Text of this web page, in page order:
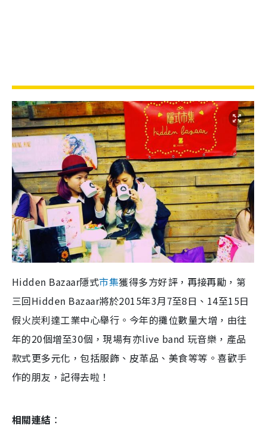
Hidden Bazaar隱式市集獲得多方好評，再接再勵，第
三回Hidden Bazaar將於2015年3月7至8日、14至15日
假火炭利達工業中心舉行。今年的攤位數量大增，由往
年的20個增至30個，現場有亦live band 玩音樂，產品
款式更多元化，包括服飾、皮革品、美食等等。喜歡手
作的朋友，記得去啦！
相關連結 ：